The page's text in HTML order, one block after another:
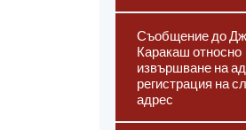
Съобщение до
Каракаш относно
извършване на
регистрация на
адрес